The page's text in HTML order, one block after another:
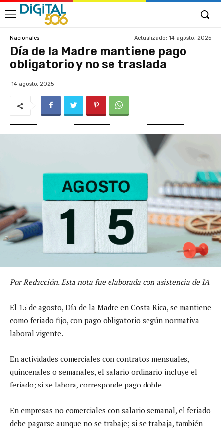
Nacionales Actualizado: 14 agosto, 2025
Día de la Madre mantiene pago
obligatorio y no se traslada
14 agosto, 2025
Por Redacción. Esta nota fue elaborada con asistencia de IA
El 15 de agosto, Día de la Madre en Costa Rica, se mantiene
como feriado fijo, con pago obligatorio según normativa
laboral vigente.
En actividades comerciales con contratos mensuales,
quincenales o semanales, el salario ordinario incluye el
feriado; si se labora, corresponde pago doble.
En empresas no comerciales con salario semanal, el feriado
debe pagarse aunque no se trabaje; si se trabaja, también